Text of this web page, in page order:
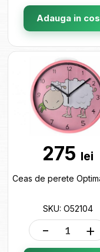
Adauga in cos
275 lei
SKU: O52104
- +